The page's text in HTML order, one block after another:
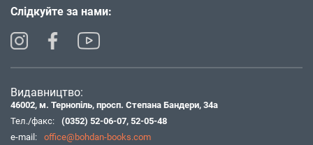
Слідкуйте за нами:
Видавництво:
46002, м. Тернопіль, просп. Степана Бандери, 34а
Тел./факс:
(0352) 52-06-07, 52-05-48
e-mail:
office@bohdan-books.com